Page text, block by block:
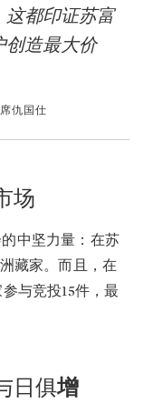
这都印证苏富
创造最大价
仇国仕
场
中坚力量：在苏
藏家。而且，在
与竞投15件，最
日俱增